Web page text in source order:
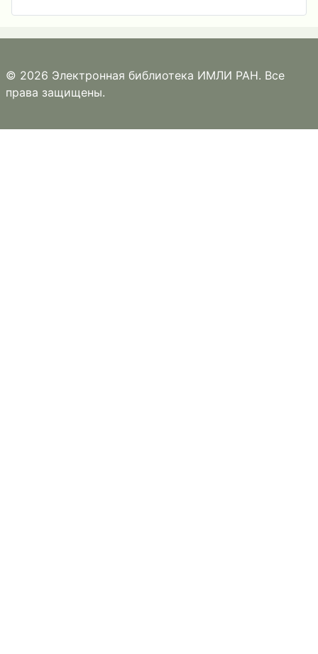
© 2026 Электронная библиотека ИМЛИ РАН. Все
права защищены.